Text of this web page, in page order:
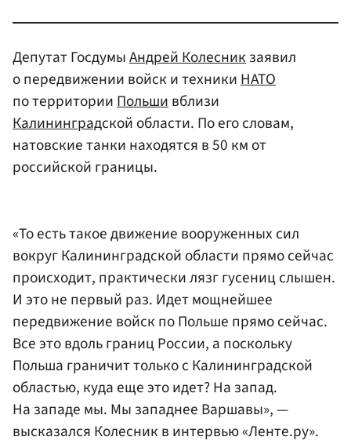
Депутат ГосдумыАндрей Колесникзаявил
о передвижении войск и техникиНАТО
по территорииПольшивблизи
Калининградской области. По его словам,
натовские танки находятся в 50 км от
российской границы.
«То есть такое движение вооруженных сил
вокруг Калининградской области прямо сейчас
происходит, практически лязг гусениц слышен.
И это не первый раз. Идет мощнейшее
передвижение войск по Польше прямо сейчас.
Все это вдоль границ России, а поскольку
Польша граничит только с Калининградской
областью, куда еще это идет? На запад.
На западе мы. Мы западнее Варшавы», —
высказался Колесник в интервью «Ленте.ру».